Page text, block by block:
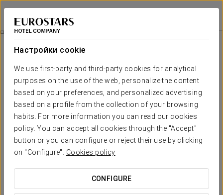
Настройки cookie
We use first-party and third-party cookies for analytical
purposes on the use of the web, personalize the content
based on your preferences, and personalized advertising
based on a profile from the collection of your browsing
habits. For more information you can read our cookies
policy. You can accept all cookies through the "Accept"
button or you can configure or reject their use by clicking
on "Configure". Cookies policy
CONFIGURE
Exe Paris Centre
ПАРИЖ
Откройте Для Себя Париж На Сене
19 € евро на человека
Откройте для себя Париж на Сене
Круиз по Сене, чтобы заново открыть это направление с